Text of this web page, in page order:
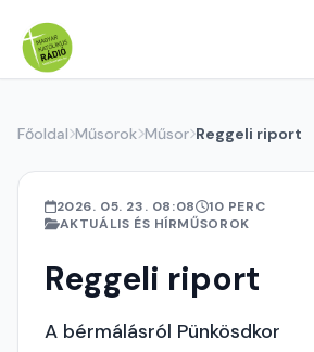
Főoldal Műsorok Műsor Reggeli riport
2026. 05. 23. 08:08
10 PERC
AKTUÁLIS ÉS HÍRMŰSOROK
Reggeli riport
A bérmálásról Pünkösdkor